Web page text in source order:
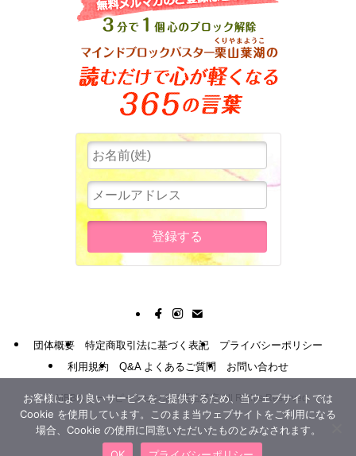
団体概要 特定商取引法に基づく表記
プライバシーポリシー
利用規約
Q&A よくあるご質問 お問い合わせ
©MBBスリー・ピースビジネス通信講座 All Rights Reserved.
お客様により良いサービスをご提供するため、当ウェブサイトでは
Cookie を使用しています。このまま当ウェブサイトをご利用になる
場合、Cookie の使用に同意いただいたものとみなされます。